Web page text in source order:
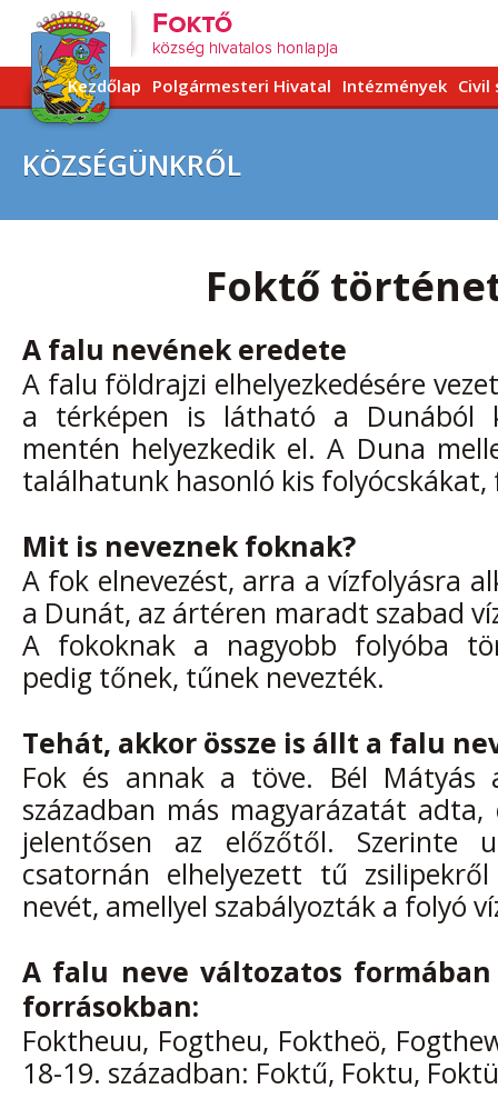
Kezdőlap Polgármesteri Hivatal Intézmények Civil
KÖZSÉGÜNKRŐL
Foktő
A falu nevének eredete
A falu földrajzi elhelyezkedésére
a térképen is látható a Dunából
mentén helyezkedik el. A Duna
találhatunk hasonló kis
Mit is neveznek foknak?
A fok elnevezést, arra a vízfolyásra
a Dunát, az ártéren maradt szabad
A fokoknak a nagyobb folyóba
pedig tőnek, tűnek nevezték.
Tehát, akkor össze is állt a falu
Fok és annak a töve. Bél Mátyás
században más magyarázatát
jelentősen az előzőtől. Szerinte
csatornán elhelyezett tű
nevét, amellyel szabályozták a folyó
A falu neve változatos
forrásokban:
Foktheuu, Fogtheu, Foktheö,
18-19. században: Foktű, Foktu,